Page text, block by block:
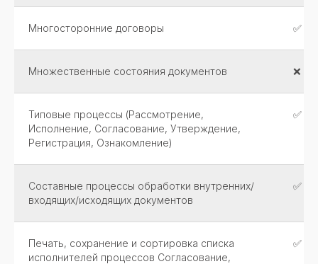
Многосторонние договоры ✅
Множественные состояния документов ❌
Типовые процессы (Рассмотрение,
Исполнение, Согласование, Утверждение,
Регистрация, Ознакомление)
✅
Составные процессы обработки внутренних/
входящих/исходящих документов
✅
Печать, сохранение и сортировка списка
исполнителей процессов Согласование,
✅